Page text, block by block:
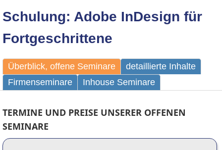
Schulung: Adobe InDesign für
Fortgeschrittene
Überblick, offene Seminare
detaillierte Inhalte
Firmenseminare
Inhouse Seminare
TERMINE UND PREISE UNSERER OFFENEN
SEMINARE